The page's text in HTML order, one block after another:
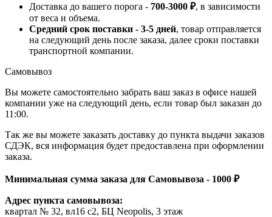
Доставка до вашего порога - 700-3000 ₽, в зависимости
от веса и объема.
Средний срок поставки - 3-5 дней, товар отправляется
на следующий день после заказа, далее сроки поставки
транспортной компании.
Самовывоз
Вы можете самостоятельно забрать ваш заказ в офисе нашей
компании уже на следующий день, если товар был заказан до
11:00.
Так же вы можете заказать доставку до пункта выдачи заказов
СДЭК, вся информация будет предоставлена при оформлении
заказа.
Минимальная сумма заказа для Самовывоза - 1000 ₽
Адрес пункта самовывоза:
квартал № 32, вл16 с2, БЦ Neopolis, 3 этаж